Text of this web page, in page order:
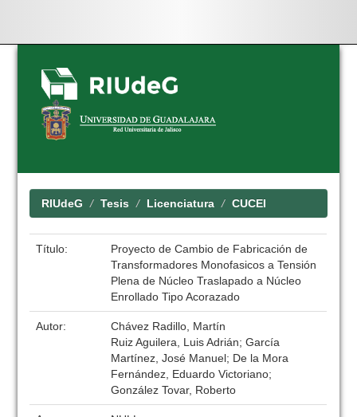
Skip
navigation
RIUdeG Tesis Licenciatura CUCEI
Título:
Proyecto de Cambio de Fabricación de
Transformadores Monofasicos a Tensión
Plena de Núcleo Traslapado a Núcleo
Enrollado Tipo Acorazado
Autor:
Chávez Radillo, Martín
Ruiz Aguilera, Luis Adrián; García
Martínez, José Manuel; De la Mora
Fernández, Eduardo Victoriano;
González Tovar, Roberto